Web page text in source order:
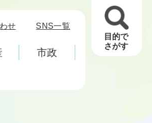
せ SNS一覧
市政
目的で
さがす